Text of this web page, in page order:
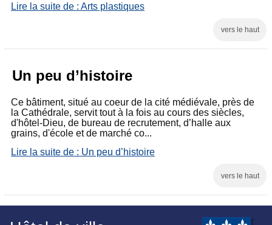
Lire la suite de : Arts plastiques
vers le haut
Un peu d’histoire
Ce bâtiment, situé au coeur de la cité médiévale, près de
la Cathédrale, servit tout à la fois au cours des siècles,
d'hôtel-Dieu, de bureau de recrutement, d’halle aux
grains, d'école et de marché co...
Lire la suite de : Un peu d’histoire
vers le haut